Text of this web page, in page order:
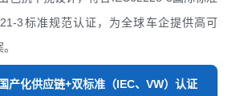
3标准规范认证，为全球车企提供高可
产化供应链+双标准（IEC、VW）认证